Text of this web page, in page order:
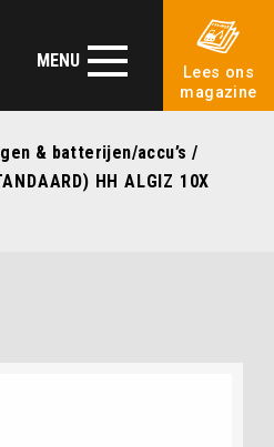
MENU
Lees ons
magazine
& batterijen/accu’s /
HH ALGIZ 10X